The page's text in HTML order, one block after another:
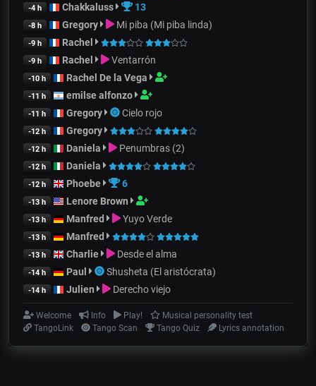
-4 h Chakkaluss 13
-8 h Gregory Mi piba (Mi piba linda)
-9 h Rachel
-9 h Rachel Ventarrón
-10 h Rachel De la Vega
-11 h emilse alfonzo
-11 h Gregory Cielo rojo
-12 h Gregory
-12 h Daniela Penumbras (2)
-12 h Daniela
-12 h Phoebe 6
-13 h Lenore Brown
-13 h Manfred Yuyo Verde
-13 h Manfred
-13 h Charlie Desde el alma
-14 h Paul Shusheta (El aristócrata)
-14 h Julien Derecho viejo
Welcome Info Play!
Musical personality test
TangoLink
Tango Scan Tango Quiz Lyrics annotation